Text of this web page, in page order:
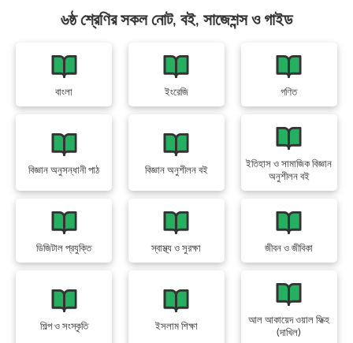
৬ষ্ঠ শ্রেণির সকল নোট, বই, সাজেশন্স ও গাইড
বাংলা ইংরেজি গণিত
বিজ্ঞান অনুসন্ধানী পাঠ বিজ্ঞান অনুশীলন বই
ইতিহাস ও সামাজিক বিজ্ঞান
অনুশীলন বই
ডিজিটাল প্রযুক্তি স্বাস্থ্য ও সুরক্ষা জীবন ও জীবিকা
শিল্প ও সংস্কৃতি ইসলাম শিক্ষা
আল আকায়েদ ওয়াল ফিক্হ
(দাখিল)